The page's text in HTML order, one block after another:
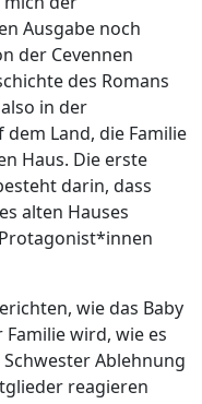
Ausgabe noch
der Cevennen
des Romans
in der
Land, die Familie
Haus. Die erste
darin, dass
alten Hauses
wie das Baby
wird, wie es
Ablehnung
reagieren